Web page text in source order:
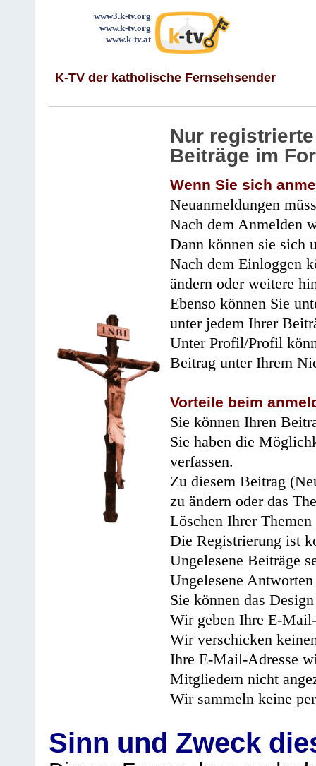
www3.k-tv.org
www.k-tv.org
www.k-tv.at
K-TV der katholische Fernsehsender
Nur
Beiträge im
Wenn Sie sich
Neuanmeldungen
Nach dem Anmelden
Dann können sie sich
Nach dem Einloggen
ändern oder weitere
Ebenso können Sie
unter jedem Ihrer
Unter Profil/Profil
Beitrag unter Ihrem
Vorteile beim
Sie können Ihren
Sie haben die
verfassen.
Zu diesem Beitrag
zu ändern oder das
Löschen Ihrer
Die Registrierung ist
Ungelesene Beiträge
Ungelesene
Sie können das
Wir geben Ihre E-
Wir verschicken
Ihre E-Mail-Adresse
Mitgliedern nicht
Wir sammeln keine
Sinn und Zweck